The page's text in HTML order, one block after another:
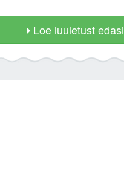
Loe luuletust edasi